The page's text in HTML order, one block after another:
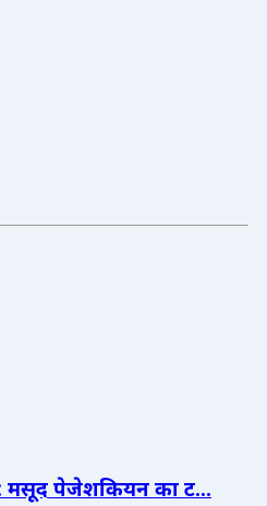
मसूद पेजेशकियन का ट...